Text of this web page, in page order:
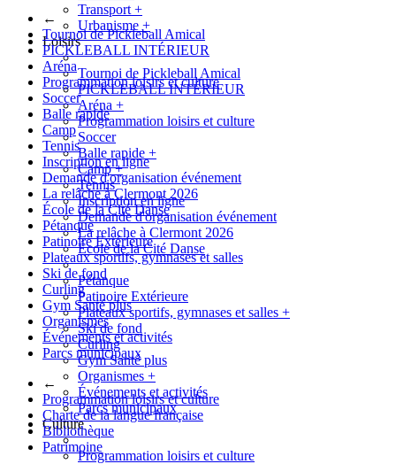
←
Tournoi de Pickleball Amical
PICKLEBALL INTÉRIEUR
Aréna
Programmation loisirs et culture
Soccer
Balle rapide
Camp
Tennis
Inscription en ligne
Demande d'organisation événement
La relâche à Clermont 2026
École de la Cité Danse
Pétanque
Patinoire Extérieure
Plateaux sportifs, gymnases et salles
Ski de fond
Curling
Gym Santé plus
Organismes
Événements et activités
Parcs municipaux
←
Programmation loisirs et culture
Charte de la langue française
Bibliothèque
Patrimoine
Transport +
Urbanisme +
Loisirs
Tournoi de Pickleball Amical
PICKLEBALL INTÉRIEUR
Aréna +
Programmation loisirs et culture
Soccer
Balle rapide +
Camp+
Tennis
Inscription en ligne
Demande d'organisation événement
La relâche à Clermont 2026
École de la Cité Danse
Pétanque
Patinoire Extérieure
Plateaux sportifs, gymnases et salles +
Ski de fond
Curling
Gym Santé plus
Organismes +
Événements et activités
Parcs municipaux
Culture
Programmation loisirs et culture